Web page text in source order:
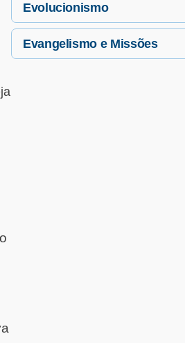
Evolucionismo
Evangelismo e Missões